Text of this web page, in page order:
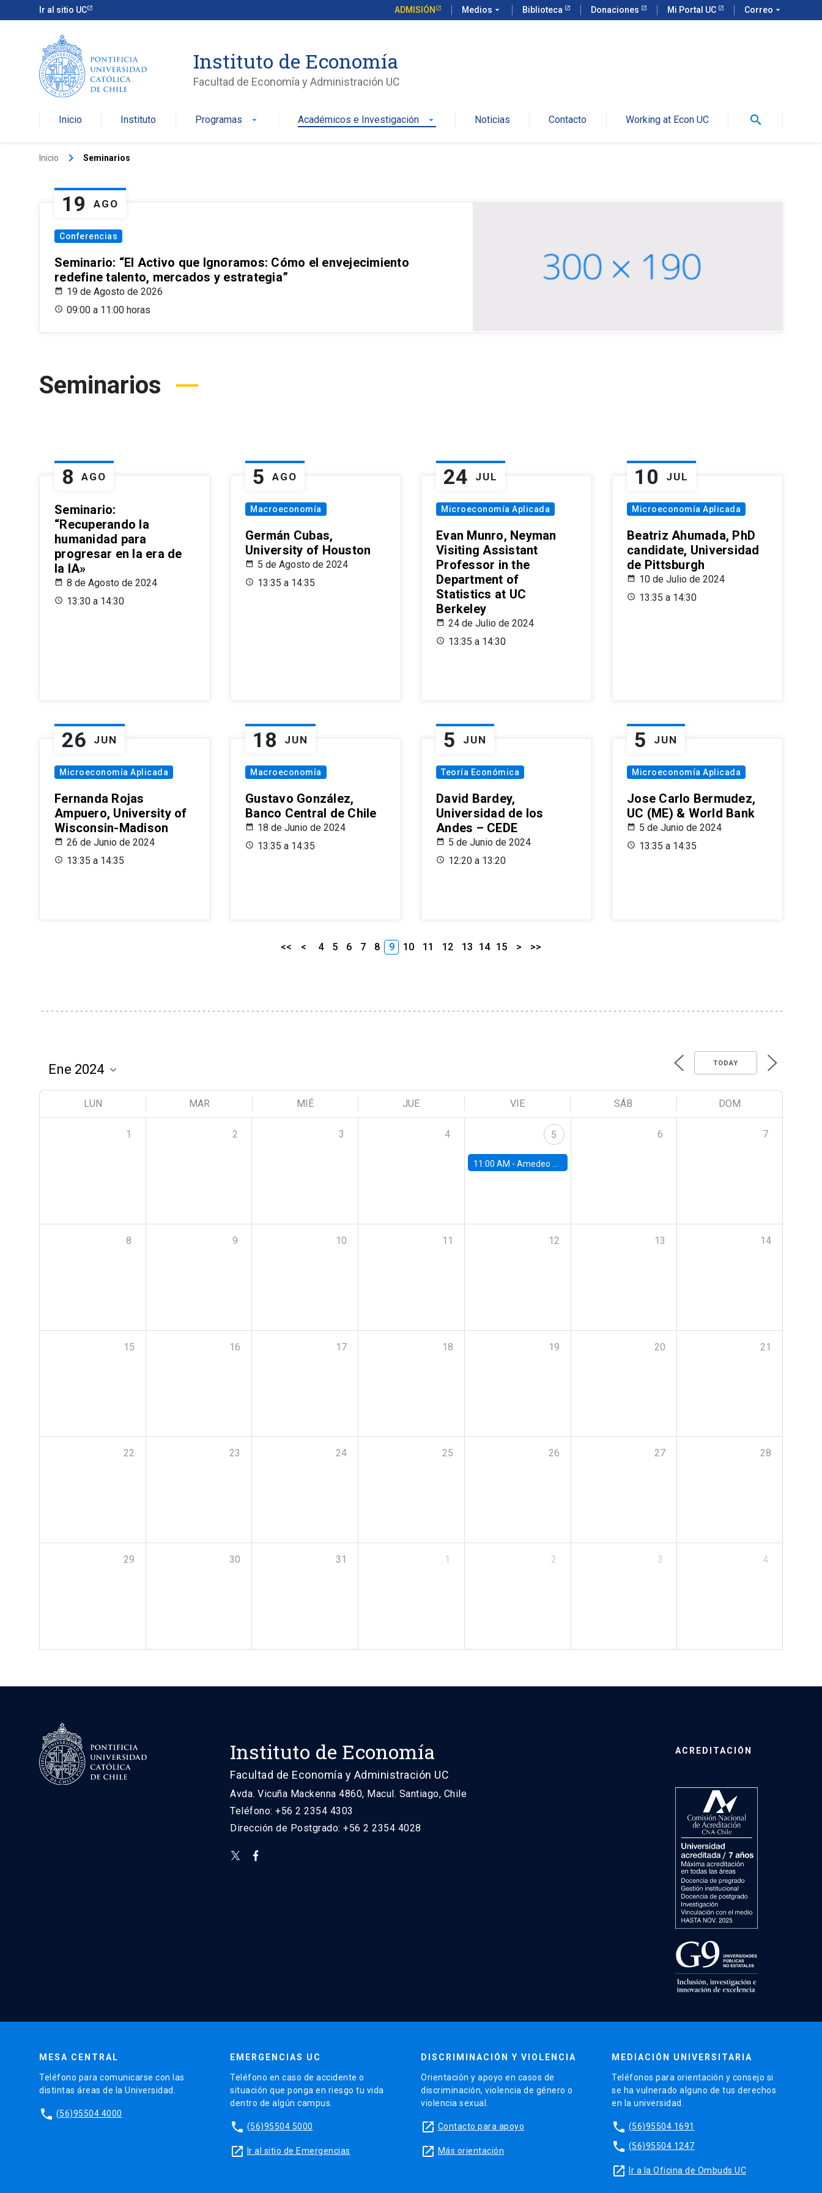
Ir al sitio UC ADMISIÓN Medios arrow_drop_down Biblioteca Donaciones Mi Portal UC Correo arrow_drop_down
Instituto de Economía
Facultad de Economía y Administración UC
Inicio Instituto Programas arrow_drop_down Académicos e Investigación arrow_drop_down Noticias Contacto Working at Econ UC search
Inicio keyboard_arrow_right Seminarios
19 AGO
Conferencias
Seminario: “El Activo que Ignoramos: Cómo el envejecimiento
redefine talento, mercados y estrategia”
19 de Agosto de 2026
09:00 a 11:00 horas
Seminarios
8 AGO
Seminario:
“Recuperando la
humanidad para
progresar en la era de
la IA»
8 de Agosto de 2024
13:30 a 14:30
5 AGO
Macroeconomía
Germán Cubas,
University of Houston
5 de Agosto de 2024
13:35 a 14:35
24 JUL
Microeconomía Aplicada
Evan Munro, Neyman
Visiting Assistant
Professor in the
Department of
Statistics at UC
Berkeley
24 de Julio de 2024
13:35 a 14:30
10 JUL
Microeconomía Aplicada
Beatriz Ahumada, PhD
candidate, Universidad
de Pittsburgh
10 de Julio de 2024
13:35 a 14:30
26 JUN
Microeconomía Aplicada
Fernanda Rojas
Ampuero, University of
Wisconsin-Madison
26 de Junio de 2024
13:35 a 14:35
18 JUN
Macroeconomía
Gustavo González,
Banco Central de Chile
18 de Junio de 2024
13:35 a 14:35
5 JUN
Teoría Económica
David Bardey,
Universidad de los
Andes – CEDE
5 de Junio de 2024
12:20 a 13:20
5 JUN
Microeconomía Aplicada
Jose Carlo Bermudez,
UC (ME) & World Bank
5 de Junio de 2024
13:35 a 14:35
<< < 4 5 6 7 8 9 10 11 12 13 14 15 > >>
TODAY
LUN MAR MIÉ JUE VIE SÁB DOM
1 2 3 4 5
11:00 AM - Amedeo Piolatto, Universidad Autónoma de Barcelona (UAB)
6 7
8 9 10 11 12 13 14
15 16 17 18 19 20 21
22 23 24 25 26 27 28
29 30 31 1 2 3 4
Instituto de Economía
Facultad de Economía y Administración UC
Avda. Vicuña Mackenna 4860, Macul. Santiago, Chile
Teléfono: +56 2 2354 4303
Dirección de Postgrado: +56 2 2354 4028
ACREDITACIÓN
MESA CENTRAL
Teléfono para comunicarse con las
distintas áreas de la Universidad.
phone (56)95504 4000
EMERGENCIAS UC
Teléfono en caso de accidente o
situación que ponga en riesgo tu vida
dentro de algún campus.
phone (56)95504 5000
launch Ir al sitio de Emergencias
DISCRIMINACIÓN Y VIOLENCIA
Orientación y apoyo en casos de
discriminación, violencia de género o
violencia sexual.
launch Contacto para apoyo
launch Más orientación
MEDIACIÓN UNIVERSITARIA
Teléfonos para orientación y consejo si
se ha vulnerado alguno de tus derechos
en la universidad.
phone (56)95504 1691
phone (56)95504 1247
launch Ir a la Oficina de Ombuds UC